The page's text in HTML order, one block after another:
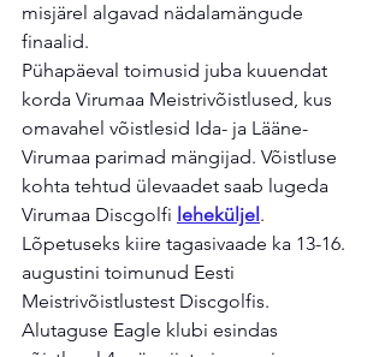
misjärel algavad nädalamängude
finaalid.
Pühapäeval toimusid juba kuuendat
korda Virumaa Meistrivõistlused, kus
omavahel võistlesid Ida- ja Lääne-
Virumaa parimad mängijad. Võistluse
kohta tehtud ülevaadet saab lugeda
Virumaa Discgolfi leheküljel.
Lõpetuseks kiire tagasivaade ka 13-16.
augustini toimunud Eesti
Meistrivõistlustest Discgolfis.
Alutaguse Eagle klubi esindas